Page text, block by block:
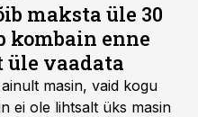
maksta üle 30
kombain enne
üle vaadata
masin, vaid kogu
ei ole lihtsalt üks masin